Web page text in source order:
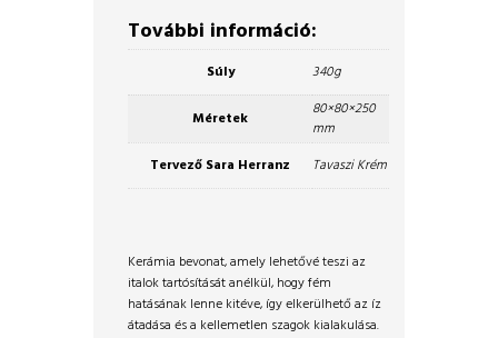
További információ:
Súly 340g
Méretek
80×80×250
mm
Tervező Sara Herranz
Tavaszi Krém
Kerámia bevonat, amely lehetővé teszi az
italok tartósítását anélkül, hogy fém
hatásának lenne kitéve, így elkerülhető az íz
átadása és a kellemetlen szagok kialakulása.